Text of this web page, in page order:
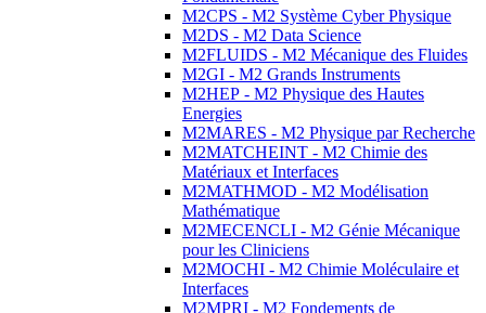
M2CPS - M2 Système Cyber Physique
M2DS - M2 Data Science
M2FLUIDS - M2 Mécanique des Fluides
M2GI - M2 Grands Instruments
M2HEP - M2 Physique des Hautes
Energies
M2MARES - M2 Physique par Recherche
M2MATCHEINT - M2 Chimie des
Matériaux et Interfaces
M2MATHMOD - M2 Modélisation
Mathématique
M2MECENCLI - M2 Génie Mécanique
pour les Cliniciens
M2MOCHI - M2 Chimie Moléculaire et
Interfaces
M2MPRI - M2 Fondements de